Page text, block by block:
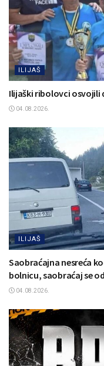
ILIJAŠ
Ilijaški ribolovci osvojili
04.08.2026.
ILIJAŠ
Saobraćajna nesreća
bolnicu, saobraćaj se
04.08.2026.